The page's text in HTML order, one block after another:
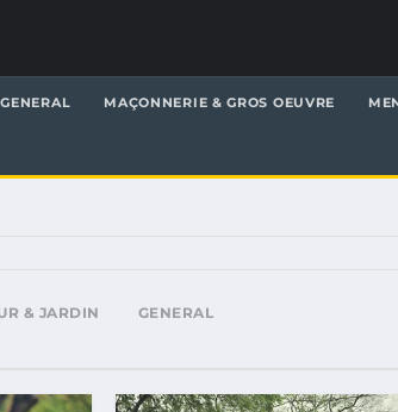
GENERAL MAÇONNERIE & GROS OEUVRE
& JARDIN GENERAL